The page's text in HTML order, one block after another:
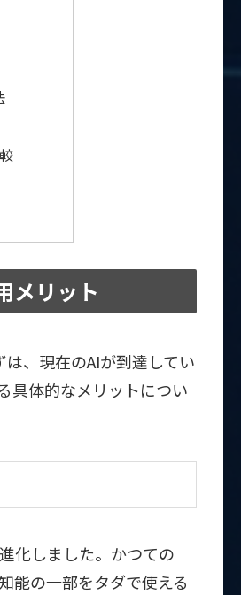
メリット
、現在のAIが到達してい
具体的なメリットについ
化しました。かつての
能の一部をタダで使える